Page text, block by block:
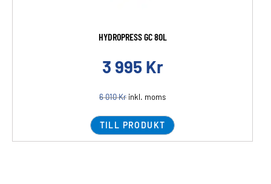
HYDROPRESS GC 80L
3 995 Kr
6 010Kr inkl. moms
TILL PRODUKT